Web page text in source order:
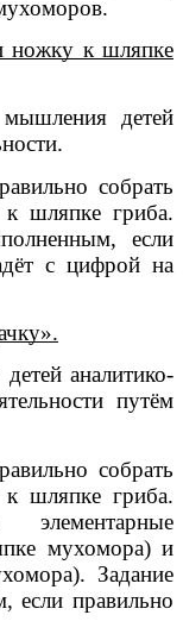
ножку к шляпке
детей
собрать
шляпке гриба.
если
с цифрой на
аналитико-
путём
собрать
шляпке гриба.
мухомора) и
Задание
если правильно